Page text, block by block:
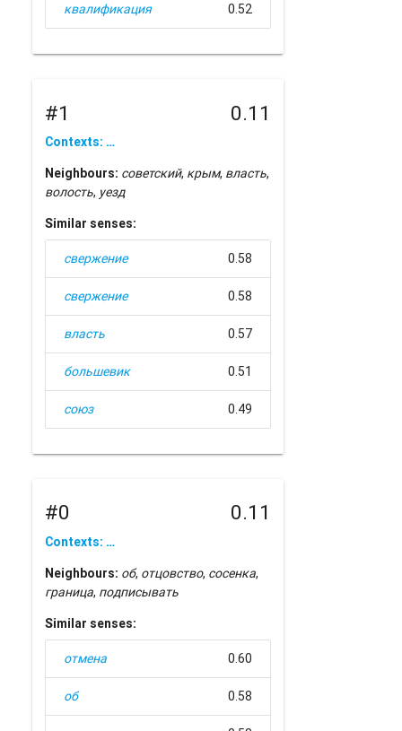
квалификация 0.52
#1 0.11
Contexts: …
Neighbours: советский, крым, власть,
волость, уезд
Similar senses:
свержение 0.58
свержение 0.58
власть 0.57
большевик 0.51
союз 0.49
#0 0.11
Contexts: …
Neighbours: об, отцовство, сосенка,
граница, подписывать
Similar senses:
отмена 0.60
об 0.58